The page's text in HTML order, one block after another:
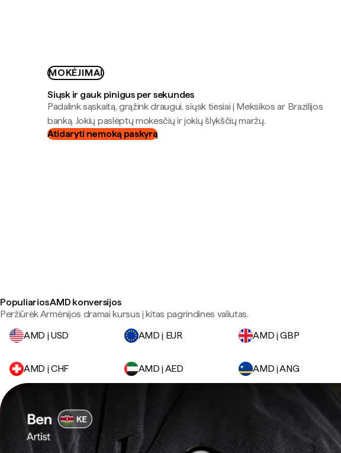
MOKĖJIMAI
Siųsk ir gauk pinigus per sekundes
Padalink sąskaitą, grąžink draugui, siųsk tiesiai į Meksikos ar Brazilijos
banką. Jokių paslėptų mokesčių ir jokių šlykščių maržų.
Atidaryti nemoką paskyrą
Populiarios AMD konversijos
Peržiūrėk Armėnijos dramai kursus į kitas pagrindines valiutas.
AMD į USD
AMD į EUR AMD į GBP
AMD į CHF AMD į AED AMD į ANG